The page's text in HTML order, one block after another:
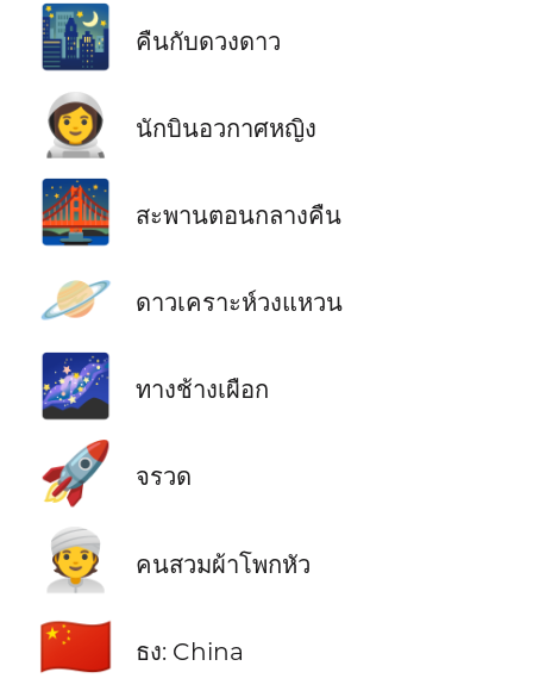
🌃 คืนกับดวงดาว
👩‍🚀 นักบินอวกาศหญิง
🌉 สะพานตอนกลางคืน
🪐 ดาวเคราะห์วงแหวน
🌌 ทางช้างเผือก
🚀 จรวด
👳 คนสวมผ้าโพกหัว
🇨🇳 ธง: China